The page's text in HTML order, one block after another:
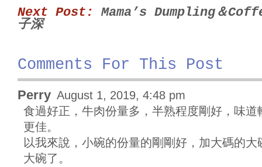
Next Post: Mama’s Dumpling＆
子深
Comments For This Post
Perry August 1, 2019, 4:48 pm
食過好正，牛肉份量多，半熟程度剛好，味道
更佳。
以我來說，小碗的份量的剛剛好，加大碼的
大碗了。